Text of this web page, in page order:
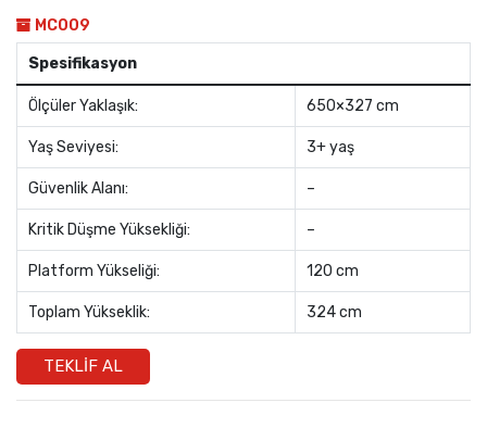
MC009
Spesifikasyon
Ölçüler Yaklaşık: 650×327 cm
Yaş Seviyesi: 3+ yaş
Güvenlik Alanı: –
Kritik Düşme Yüksekliği: –
Platform Yükseliği: 120 cm
Toplam Yükseklik: 324 cm
TEKLIF AL